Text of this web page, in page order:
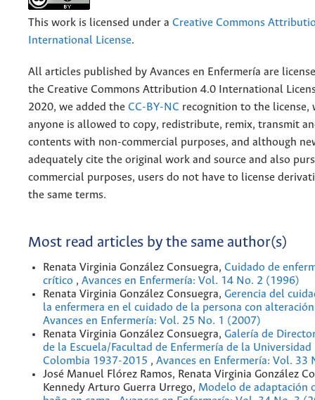
This work is licensed under a Creative Commons
International License.
All articles published by Avances en Enfermería are
the Creative Commons Attribution 4.0 International
2020, we added the CC-BY-NC recognition to the license,
anyone is allowed to copy, redistribute, remix, transmit
contents with non-commercial purposes, and although
adequately cite the original work and source and also
commercial purposes, users do not have to license
the same terms.
Most read articles by the same author(s)
Renata Virginia González Consuegra, Cuidado de
crítico , Avances en Enfermería: Vol. 14 No. 2 (1996)
Renata Virginia González Consuegra, Gerencia del
la enfermera en el cuidado de la persona con
Avances en Enfermería: Vol. 25 No. 1 (2007)
Renata Virginia González Consuegra, Galería de
de la Escuela/Facultad de Enfermería de la
Colombia 1937-2015 , Avances en Enfermería: Vol. 33
José Manuel Flórez Ramos, Renata Virginia González
Kennedy Arturo Guerra Urrego, Modelo de adaptación